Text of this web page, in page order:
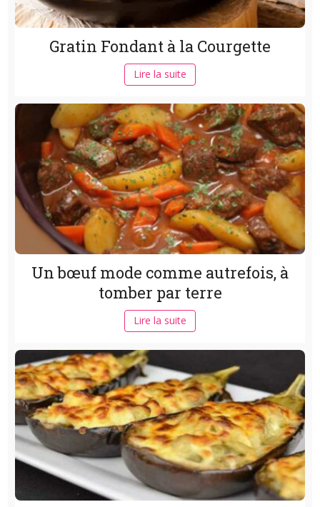
Gratin Fondant à la Courgette
Lire la suite
Un bœuf mode comme autrefois, à
tomber par terre
Lire la suite